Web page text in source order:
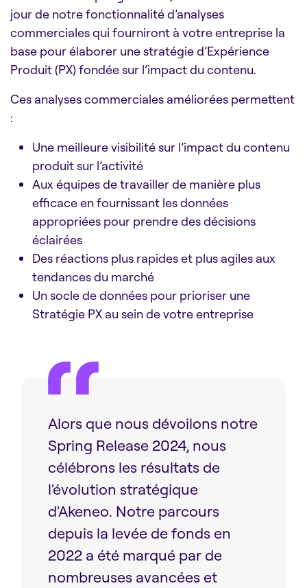
jour de notre fonctionnalité d’analyses
commerciales qui fourniront à votre entreprise la
base pour élaborer une stratégie d’Expérience
Produit (PX) fondée sur l’impact du contenu.
Ces analyses commerciales améliorées permettent
:
Une meilleure visibilité sur l’impact du contenu
produit sur l’activité
Aux équipes de travailler de manière plus
efficace en fournissant les données
appropriées pour prendre des décisions
éclairées
Des réactions plus rapides et plus agiles aux
tendances du marché
Un socle de données pour prioriser une
Stratégie PX au sein de votre entreprise
Alors que nous dévoilons notre
Spring Release 2024, nous
célébrons les résultats de
l'évolution stratégique
d'Akeneo. Notre parcours
depuis la levée de fonds en
2022 a été marqué par de
nombreuses avancées et